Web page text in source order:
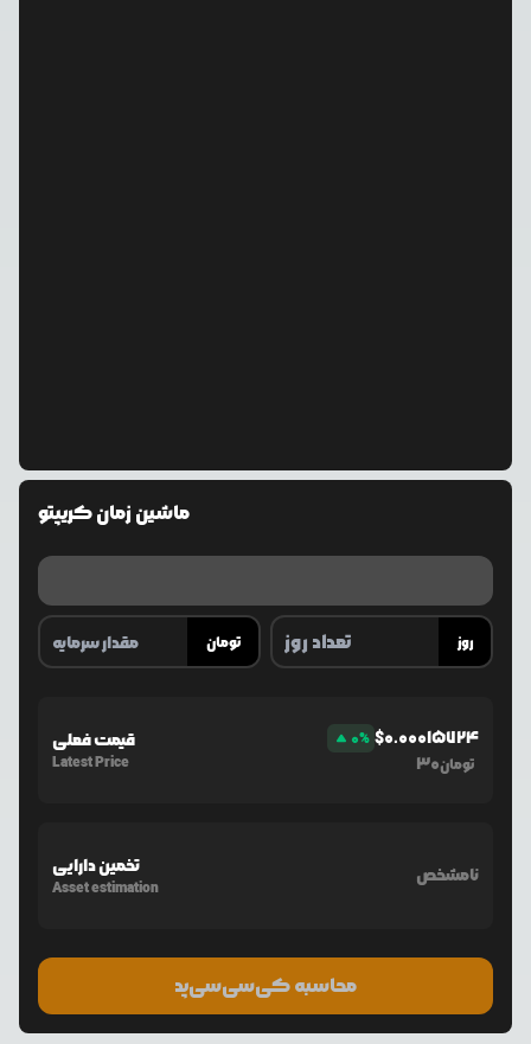
ماشین زمان کریپتو
تومان روز
قیمت فعلی
Latest Price
0% $0.00015724
30تومان
تخمین دارایی
Asset estimation
نامشخص
محاسبه کی‌سی‌سی‌پد